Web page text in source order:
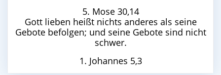
5. Mose 30,14
Gott lieben heißt nichts anderes als seine
Gebote befolgen; und seine Gebote sind nicht
schwer.
1. Johannes 5,3